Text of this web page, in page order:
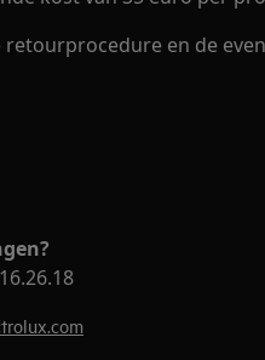
retourprocedure en de